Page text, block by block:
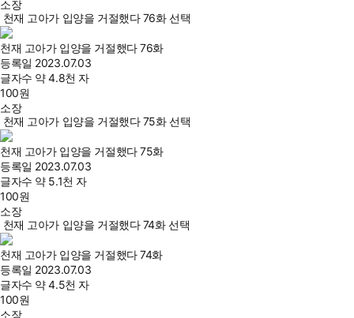
소장
천재 고아가 입양을 거절했다 76화 선택
천재 고아가 입양을 거절했다 76화
등록일 2023.07.03
글자수 약 4.8천 자
100원
소장
천재 고아가 입양을 거절했다 75화 선택
천재 고아가 입양을 거절했다 75화
등록일 2023.07.03
글자수 약 5.1천 자
100원
소장
천재 고아가 입양을 거절했다 74화 선택
천재 고아가 입양을 거절했다 74화
등록일 2023.07.03
글자수 약 4.5천 자
100원
소장